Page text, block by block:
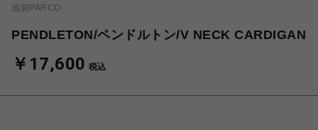
池袋PARCO
PENDLETON/ペンドルトン/V NECK CARDIGAN
￥17,600 税込